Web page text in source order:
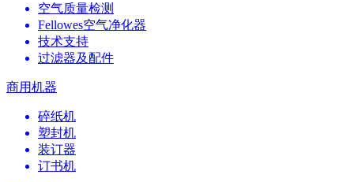
空气质量检测
Fellowes空气净化器
技术支持
过滤器及配件
商用机器
碎纸机
塑封机
装订器
订书机